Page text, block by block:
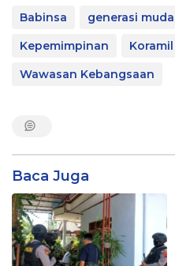
Babinsa generasi
Kepemimpinan
Wawasan Kebangsaan
Baca Juga